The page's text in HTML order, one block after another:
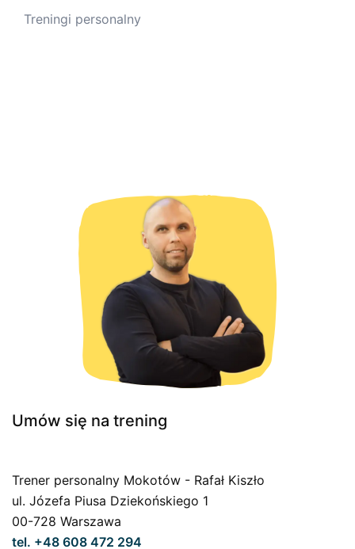
Treningi personalny
Umów się na trening
Trener personalny Mokotów - Rafał Kiszło
ul. Józefa Piusa Dziekońskiego 1
00-728 Warszawa
tel. +48 608 472 294